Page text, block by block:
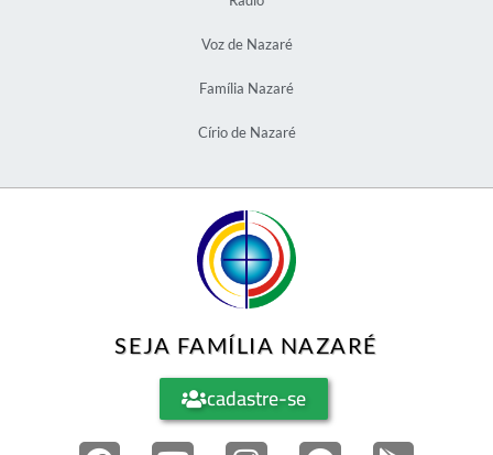
Voz de Nazaré
Família Nazaré
Círio de Nazaré
SEJA FAMÍLIA NAZARÉ
cadastre-se